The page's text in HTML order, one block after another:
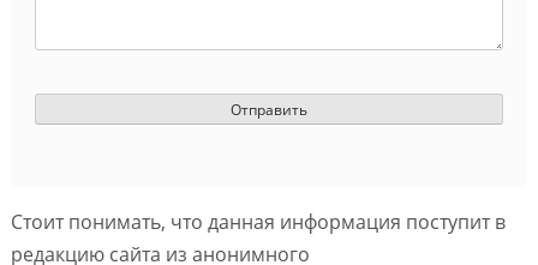
Стоит понимать, что данная информация поступит в
редакцию сайта из анонимного